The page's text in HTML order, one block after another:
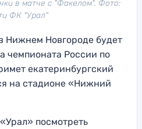
в матче с "Факелом". Фото:
ФК "Урал"
Нижнем Новгороде будет
чемпионата России по
екатеринбургский
на стадионе «Нижний
посмотреть